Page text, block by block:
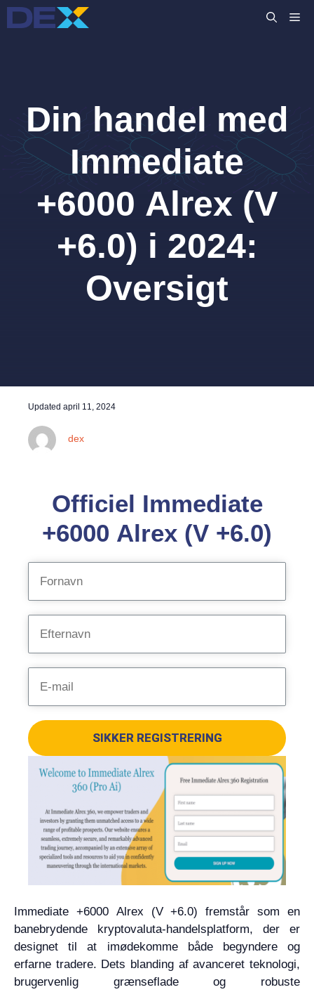
Hop
til
Din handel med
Immediate
+6000 Alrex (V
+6.0) i 2024:
Oversigt
Updated april 11, 2024
dex
Officiel Immediate
+6000 Alrex (V +6.0)
SIKKER REGISTRERING
Immediate +6000 Alrex (V +6.0) fremstår som en
banebrydende kryptovaluta-handelsplatform, der er
designet til at imødekomme både begyndere og
erfarne tradere. Dets blanding af avanceret teknologi,
brugervenlig grænseflade og robuste